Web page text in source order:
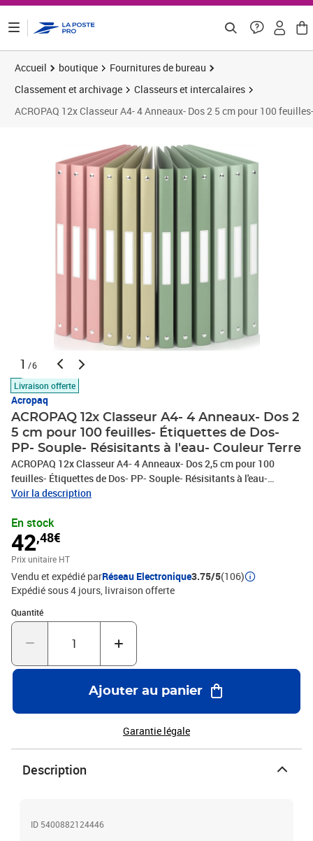
Accueil boutique
Fournitures de bureau
Classement et archivage
Classeurs et intercalaires
ACROPAQ 12x Classeur A4- 4 Anneaux- Dos 2 5 cm pour 100
1 /6
Livraison offerte
Acropaq
ACROPAQ 12x Classeur A4- 4 Anneaux- Dos 2
5 cm pour 100 feuilles- Étiquettes de Dos-
PP- Souple- Résisitants à l'eau- Couleur Terre
ACROPAQ 12x Classeur A4- 4 Anneaux- Dos 2,5 cm pour 100
feuilles- Étiquettes de Dos- PP- Souple- Résisitants à l'eau-
Couleur TerreLa collection de classeurs à anneaux "Terre"
élégante inspirée de la nature. Le dos fin de 2,5 cm maximise
l'espace et peut contenir jusqu'à 100 feuilles A4 dans des chemises
en polypropylène de 0,45 mm durables et résistantes à l'eau.
Disponible en 4 couleurs pastel pour faciliter l'identification des
documents. Mettez de l'ordre dans votre espace de travail et dites
adieu au chaos!Informations sur le produit : - Type : Classeur à
anneaux- Format : Pour documents A4- Nombre d'anneaux : 4-
Type d'anneau : Joint torique, 16 mm de diamètre- Largeur du dos :
22 mm, peut contenir jusqu'à 100 feuilles A4- Matériau :
lisse (PP), épaisseur 0,5 mm- Finition : Motif mat sur le PP-
Dimensions de la reliure individuelle : 240 x 314 x 22 mm (largeur
du dos)- Quantité : Paquet de 12 classeurs à anneaux- Dimensions
de l'emballage : 290 x 75 x 330 mm- Gamme de couleurs : Gamme
Terre (4 couleurs)- Couleurs incluses : Sable, bleu-gris, rose tendre
Voir la description
En stock
42,48€
Prix unitaire HT
Vendu et expédié parRéseau Electronique3.75/5(106)
Expédié sous 4 jours livraison offerte
Quantité
Quantité : 1
Ajouter au panier
Garantie légale
Description
ID 5400882124446